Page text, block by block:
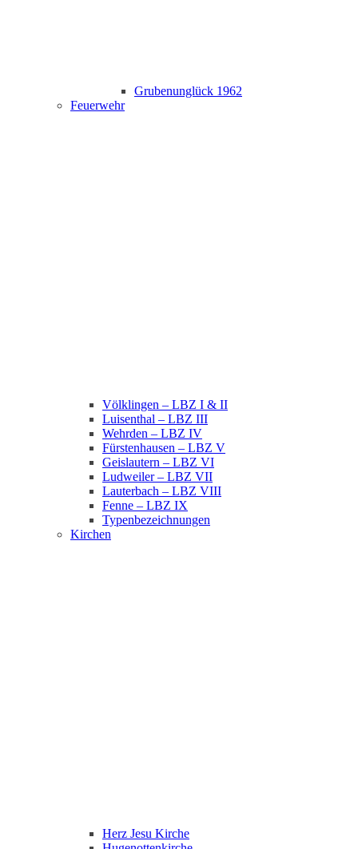
Grubenunglück 1962
Feuerwehr
Völklingen – LBZ I & II
Luisenthal – LBZ III
Wehrden – LBZ IV
Fürstenhausen – LBZ V
Geislautern – LBZ VI
Ludweiler – LBZ VII
Lauterbach – LBZ VIII
Fenne – LBZ IX
Typenbezeichnungen
Kirchen
Herz Jesu Kirche